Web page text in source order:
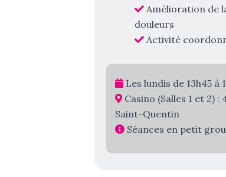
Amélioration de
douleurs
Activité
Les lundis de 13h45 à
Casino (Salles 1 et 2)
Saint-Quentin
Séances en petit